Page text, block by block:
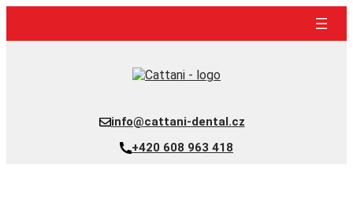
obsah
info@cattani-dental.cz
+420 608 963 418